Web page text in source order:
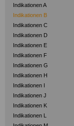
Indikationen A
Indikationen B
Indikationen C
Indikationen D
Indikationen E
Indikationen F
Indikationen G
Indikationen H
Indikationen I
Indikationen J
Indikationen K
Indikationen L